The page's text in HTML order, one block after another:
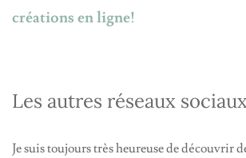
créations en ligne!
Les autres réseaux
Je suis toujours très heureuse de découvrir